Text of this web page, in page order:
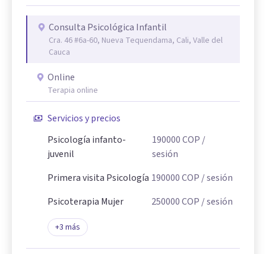
Consulta Psicológica Infantil
Cra. 46 #6a-60, Nueva Tequendama, Cali, Valle del
Cauca
Online
Terapia online
Servicios y precios
Psicología infanto-
juvenil
190000COP /
sesión
Primera visita Psicología 190000COP / sesión
Psicoterapia Mujer
250000COP / sesión
+3 más